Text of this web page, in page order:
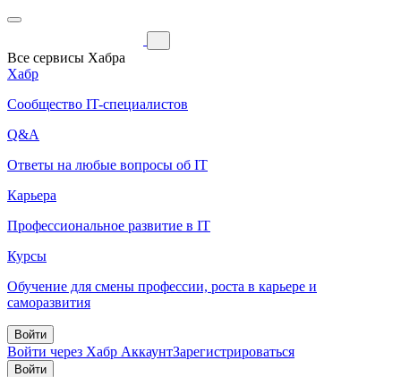
Все сервисы Хабра
Хабр
Сообщество IT-специалистов
Q&A
Ответы на любые вопросы об IT
Карьера
Профессиональное развитие в IT
Курсы
Обучение для смены профессии, роста в карьере и
саморазвития
Войти
Войти через Хабр АккаунтЗарегистрироваться
Войти